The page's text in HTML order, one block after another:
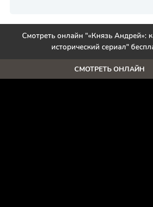
Смотреть онлайн "«Князь Андрей»:
исторический сериал"
СМОТРЕТЬ ОНЛАЙН